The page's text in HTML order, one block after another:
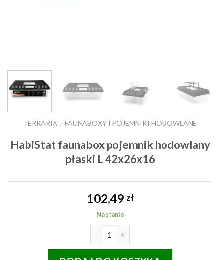
TERRARIA / FAUNABOXY I POJEMNIKI HODOWLANE
HabiStat faunabox pojemnik hodowlany
płaski L 42x26x16
102,49 zł
Na stanie